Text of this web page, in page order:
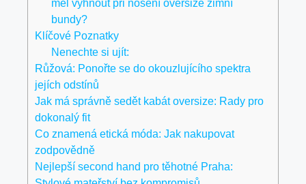
měl vyhnout ⁣při nošení oversize zimní
bundy?
Klíčové Poznatky
Nenechte si ujít:
Růžová: Ponořte se do okouzlujícího spektra
jejích odstínů
Jak má správně sedět kabát oversize: Rady pro
dokonalý fit
Co znamená etická móda: Jak nakupovat
zodpovědně
Nejlepší second hand pro těhotné Praha: